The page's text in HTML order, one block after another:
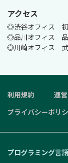
アクセス
◎渋谷オフィス　
◎品川オフィス　
◎川崎オフィス　
利用規約 運
プライバシーポリ
プログラミング言語